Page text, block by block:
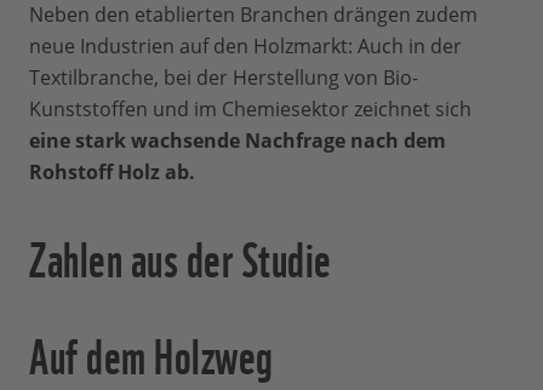
Neben den etablierten Branchen drängen zudem
neue Industrien auf den Holzmarkt: Auch in der
Textilbranche, bei der Herstellung von Bio-
Kunststoffen und im Chemiesektor zeichnet sich
eine stark wachsende Nachfrage nach dem
Rohstoff Holz ab.
Zahlen aus der Studie
Auf dem Holzweg